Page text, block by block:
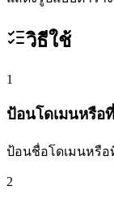
วิธีใช้
1
ป้อนโดเมนหรือ
ป้อนชื่อโดเมนหรือ
2